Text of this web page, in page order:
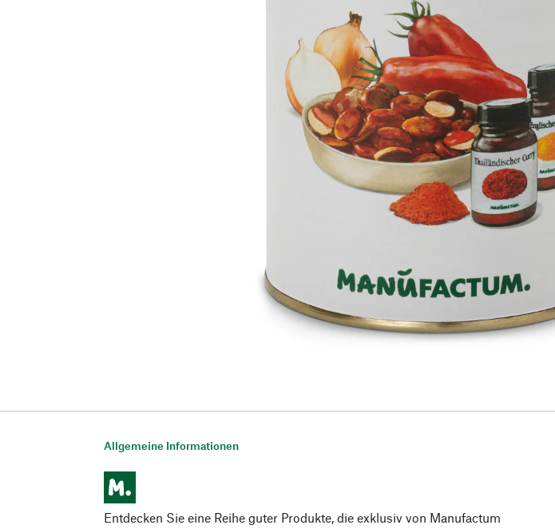
Allgemeine Informationen
Entdecken Sie eine Reihe guter Produkte, die exklusiv von Manufactum